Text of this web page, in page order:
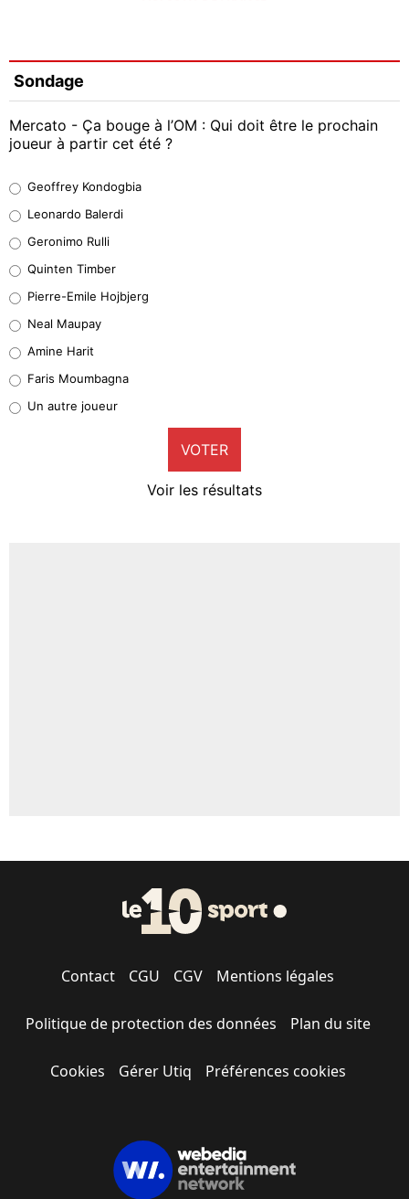
Sondage
Mercato - Ça bouge à l’OM : Qui doit être le prochain
joueur à partir cet été ?
38%
32%
5%
1%
9%
Geoffrey Kondogbia
Leonardo Balerdi
Geronimo Rulli
Quinten Timber
Pierre-Emile Hojbjerg
Neal Maupay
Amine Harit
Faris Moumbagna
Un autre joueur
VOTER
Voir les résultats
Contact CGU CGV Mentions légales
Politique de protection des données Plan du site
Cookies Gérer Utiq Préférences cookies